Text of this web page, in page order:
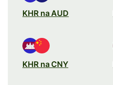
KHR na AUD
KHR na CNY